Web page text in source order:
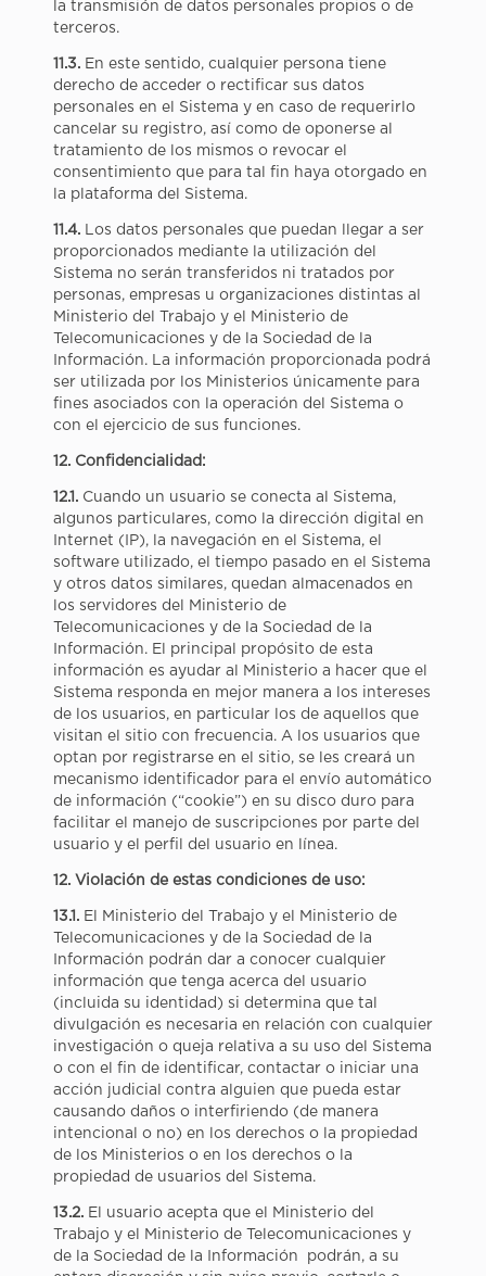
la transmisión de datos personales propios o de
terceros.
11.3.En este sentido, cualquier persona tiene
derecho de acceder o rectificar sus datos
personales en el Sistema y en caso de requerirlo
cancelar su registro, así como de oponerse al
tratamiento de los mismos o revocar el
consentimiento que para tal fin haya otorgado en
la plataforma del Sistema.
11.4.Los datos personales que puedan llegar a ser
proporcionados mediante la utilización del
Sistema no serán transferidos ni tratados por
personas, empresas u organizaciones distintas al
Ministerio del Trabajo y el Ministerio de
Telecomunicaciones y de la Sociedad de la
Información. La información proporcionada podrá
ser utilizada por los Ministerios únicamente para
fines asociados con la operación del Sistema o
con el ejercicio de sus funciones.
12. Confidencialidad:
12.1.Cuando un usuario se conecta al Sistema,
algunos particulares, como la dirección digital en
Internet (IP), la navegación en el Sistema, el
software utilizado, el tiempo pasado en el Sistema
y otros datos similares, quedan almacenados en
los servidores del Ministerio de
Telecomunicaciones y de la Sociedad de la
Información. El principal propósito de esta
información es ayudar al Ministerio a hacer que el
Sistema responda en mejor manera a los intereses
de los usuarios, en particular los de aquellos que
visitan el sitio con frecuencia. A los usuarios que
optan por registrarse en el sitio, se les creará un
mecanismo identificador para el envío automático
de información (“cookie”) en su disco duro para
facilitar el manejo de suscripciones por parte del
usuario y el perfil del usuario en línea.
12. Violación de estas condiciones de uso:
13.1.El Ministerio del Trabajo y el Ministerio de
Telecomunicaciones y de la Sociedad de la
Información podrán dar a conocer cualquier
información que tenga acerca del usuario
(incluida su identidad) si determina que tal
divulgación es necesaria en relación con cualquier
investigación o queja relativa a su uso del Sistema
o con el fin de identificar, contactar o iniciar una
acción judicial contra alguien que pueda estar
causando daños o interfiriendo (de manera
intencional o no) en los derechos o la propiedad
de los Ministerios o en los derechos o la
propiedad de usuarios del Sistema.
13.2.El usuario acepta que el Ministerio del
Trabajo y el Ministerio de Telecomunicaciones y
de la Sociedad de la Información podrán, a su